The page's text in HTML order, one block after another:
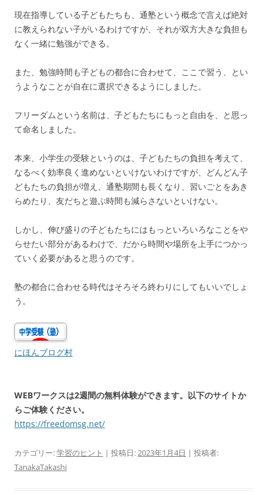
現在指導している子どもたちも、通塾という概念で言えば絶対
に教えられない子がいるわけですが、それが双方大きな負担も
なく一緒に勉強ができる。
また、勉強時間も子どもの都合に合わせて、ここで習う、とい
うようなことが自在に選択できるようにしました。
フリーダムという名前は、子どもたちにもっと自由を、と思っ
て命名しました。
本来、小学生の受験というのは、子どもたちの負担を考えて、
なるべく効率良く進めないといけないわけですが、どんどん子
どもたちの負担が増え、通塾期間も長くなり、習いごとをあき
らめたり、友だちと遊ぶ時間も減らさないといけない。
しかし、伸び盛りの子どもたちにはもっといろいろなことをや
らせたい部分があるわけで、だから時間や場所を上手につかっ
ていく必要があると思うのです。
塾の都合に合わせる時代はそろそろ終わりにしてもいいでしょ
う。
にほんブログ村
WEBワークスは2週間の無料体験ができます。以下のサイトか
らご体験ください。
https://freedomsg.net/
カテゴリー:学習のヒント | 投稿日:2023年1月4日 | 投稿者:
TanakaTakashi